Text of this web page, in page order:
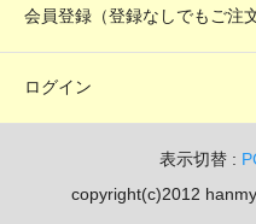
会員登録（登録なしでもご注
ログイン
表示切替 :
copyright(c)2012